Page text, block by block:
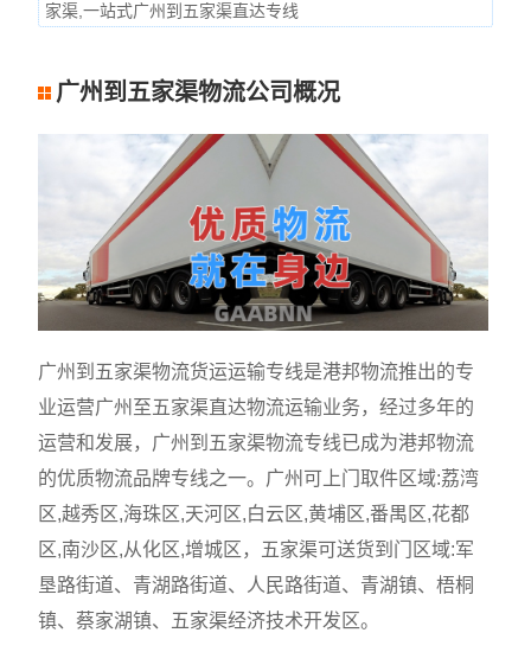
家渠,一站式广州到五家渠直达专线
广州到五家渠物流公司概况
广州到五家渠物流货运运输专线是港邦物流推出的专
业运营广州至五家渠直达物流运输业务，经过多年的
运营和发展，广州到五家渠物流专线已成为港邦物流
的优质物流品牌专线之一。广州可上门取件区域:荔湾
区,越秀区,海珠区,天河区,白云区,黄埔区,番禺区,花都
区,南沙区,从化区,增城区，五家渠可送货到门区域:军
垦路街道、青湖路街道、人民路街道、青湖镇、梧桐
镇、蔡家湖镇、五家渠经济技术开发区。